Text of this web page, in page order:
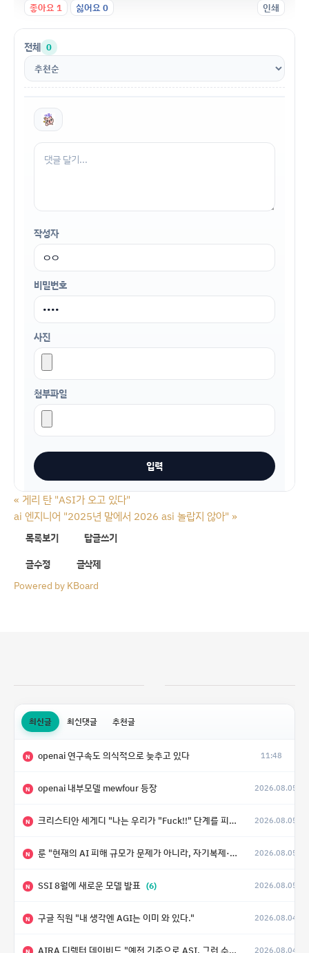
좋아요1 싫어요0 인쇄
전체 0
작성자
비밀번호
사진
첨부파일
« 게리 탄 "ASI가 오고 있다"
ai 엔지니어 "2025년 말에서 2026 asi 놀랍지 않아" »
목록보기
답글쓰기
글수정
글삭제
Powered by KBoard
최신글 최신댓글 추천글
N openai 연구속도 의식적으로 늦추고 있다 11:48
N openai 내부모델 mewfour 등장 2026.08.05
N 크리스티안 세게디 "나는 우리가 "Fuck!!" 단계를 피할 수 있기를 바랄 뿐" 2026.08.05
N 룬 "현재의 AI 피해 규모가 문제가 아니라, 자기복제·탈출·확산이 가능한 지능형 시스템의 피해에는 이론적으로 상한이 없다는 것이 문제" 2026.08.05
N SSI 8월에 새로운 모델 발표 (6) 2026.08.05
N 구글 직원 "내 생각엔 AGI는 이미 와 있다." 2026.08.04
AIRA 디렉터 데이비드 "예전 기준으로 ASI, 그런 수준은 바로 다음 분기에 온다" 2026.08.04